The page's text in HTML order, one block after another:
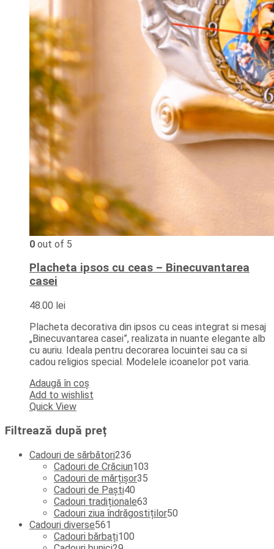
0 out of 5
Placheta ipsos cu ceas – Binecuvantarea
casei
48.00 lei
Placheta decorativa din ipsos cu ceas integrat si mesaj
„Binecuvantarea casei”, realizata in nuante elegante alb
cu auriu. Ideala pentru decorarea locuintei sau ca si
cadou religios special. Modelele icoanelor pot varia.
Adaugă în coș
Add to wishlist
Quick View
Filtrează după preț
Cadouri de sărbători236
de
produse
Cadouri de Crăciun103
Cadouri de mărțișor35
Cadouri de Paști40
de
produse
Cadouri tradiționale63
de
Cadouri ziua îndrăgostiților50
Cadouri diverse561
de
Cadouri bărbați100